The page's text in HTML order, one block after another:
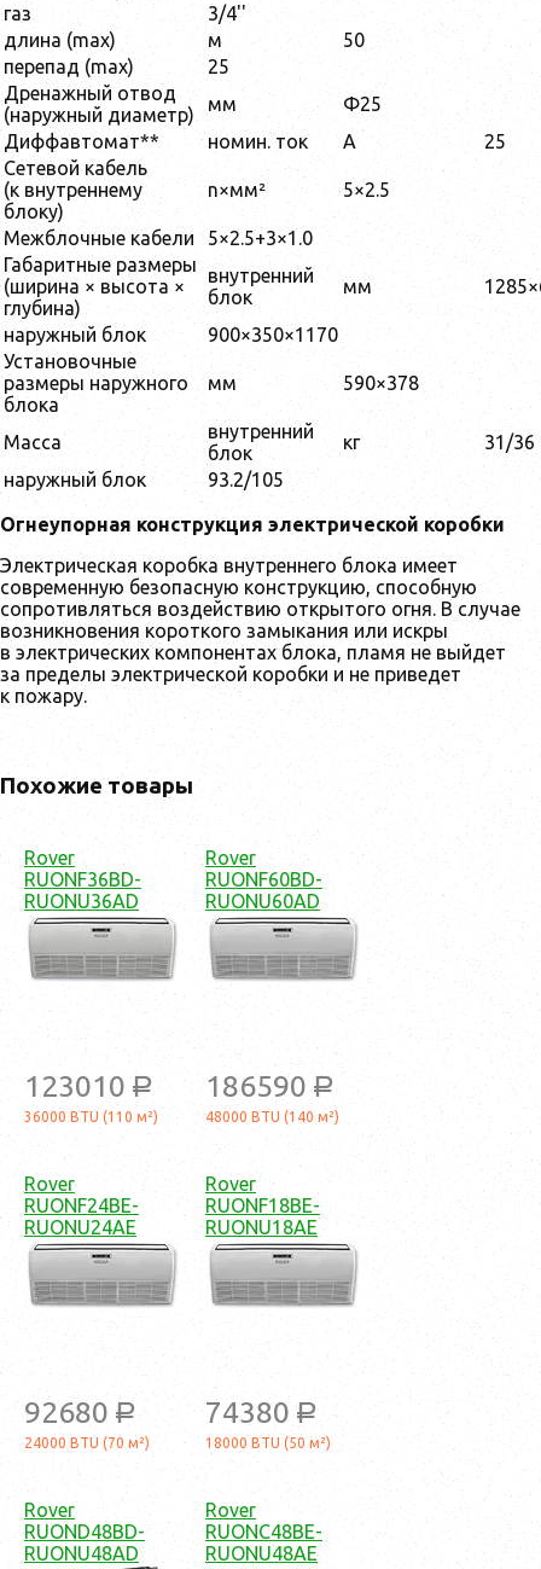
газ
3/4''
длина (max)
м
50
перепад (max)
25
Дренажный отвод
(наружный диаметр)
мм
Φ25
Диффавтомат**
номин. ток A
25
Сетевой кабель
(к внутреннему
блоку)
n×мм² 5×2.5
Межблочные кабели
5×2.5+3×1.0
Габаритные размеры
(ширина × высота ×
глубина)
внутренний
блок
мм
наружный блок
900×350×1170
Установочные
размеры наружного
блока
мм 590×378
Масса
внутренний
блок
кг
31/36
наружный блок
93.2/105
Огнеупорная конструкция электрической коробки
Электрическая коробка внутреннего блока имеет
современную безопасную конструкцию, способную
сопротивляться воздействию открытого огня. В случае
возникновения короткого замыкания или искры
в электрических компонентах блока, пламя не выйдет
за пределы электрической коробки и не приведет
к пожару.
Похожие товары
Rover
RUONF36BD-
RUONU36AD
123010 a
36000 BTU (110 м²)
Rover
RUONF60BD-
RUONU60AD
186590 a
48000 BTU (140 м²)
Rover
RUONF24BE-
RUONU24AE
92680 a
24000 BTU (70 м²)
Rover
RUONF18BE-
RUONU18AE
74380 a
18000 BTU (50 м²)
Rover
RUOND48BD-
RUONU48AD
Rover
RUONC48BE-
RUONU48AE